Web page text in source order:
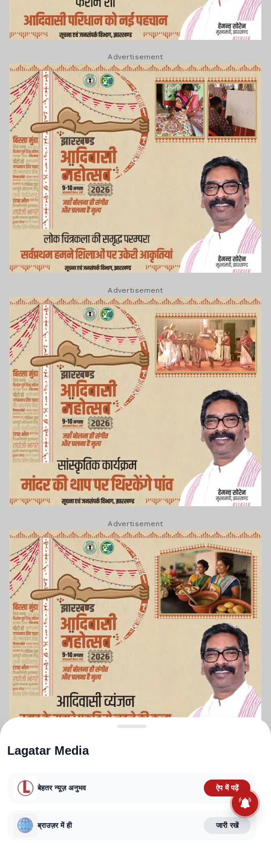
Advertisement
Advertisement
Advertisement
TERMS AND CONDITIONS
CORRECTIONS POLICY
FACT CHECKING POLICY
Lagatar Media
बेहतर न्यूज़ अनुभव ऐप में पढ़ें
ब्राउज़र में ही जारी रखें